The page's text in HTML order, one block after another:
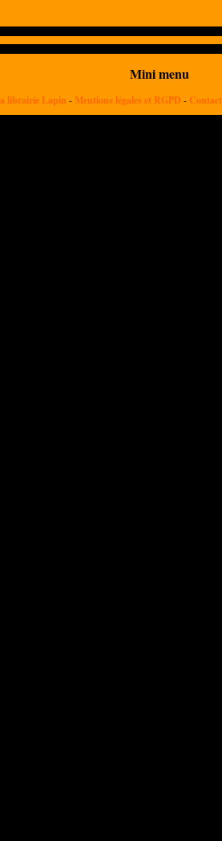
Mini menu
librairie Lapin - Mentions légales et RGPD - Contact